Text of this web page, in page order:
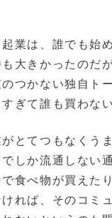
起業は、誰でも始
大きかったのだ
つかない独自ト
ぎて誰も買わない
とてつもなくう
しか流通しない
食べ物が買えた
れば、そのコミ